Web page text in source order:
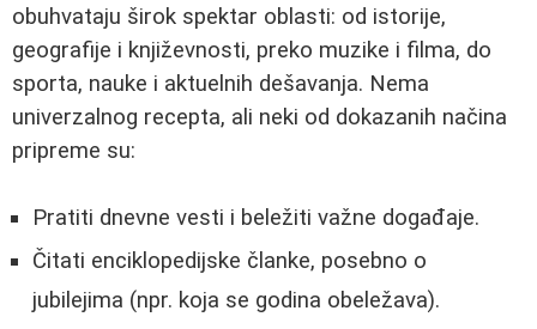
obuhvataju širok spektar oblasti: od istorije,
geografije i književnosti, preko muzike i filma, do
sporta, nauke i aktuelnih dešavanja. Nema
univerzalnog recepta, ali neki od dokazanih načina
pripreme su:
Pratiti dnevne vesti i beležiti važne događaje.
Čitati enciklopedijske članke, posebno o
jubilejima (npr. koja se godina obeležava).